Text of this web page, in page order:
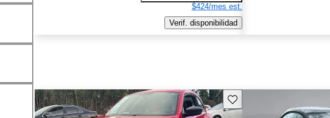
$424/mes est.
Verif. disponibilidad
Guarda este Aviso